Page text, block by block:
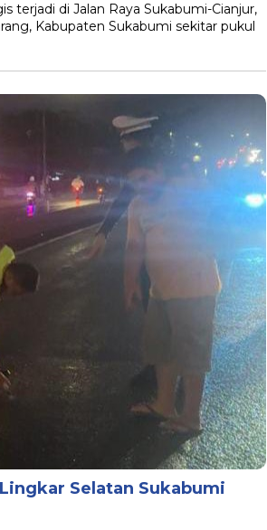
terjadi di Jalan Raya Sukabumi-Cianjur,
Kabupaten Sukabumi sekitar pukul
Selatan Sukabumi